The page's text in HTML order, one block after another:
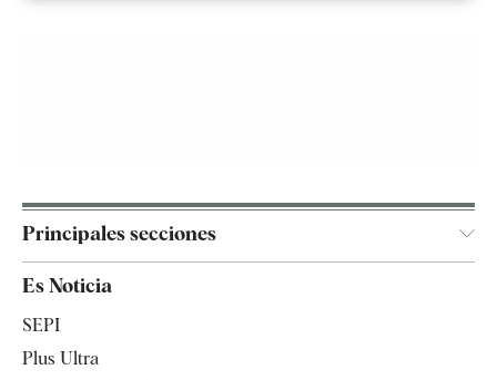
Principales secciones
España
Es Noticia
SEPI
Plus Ultra